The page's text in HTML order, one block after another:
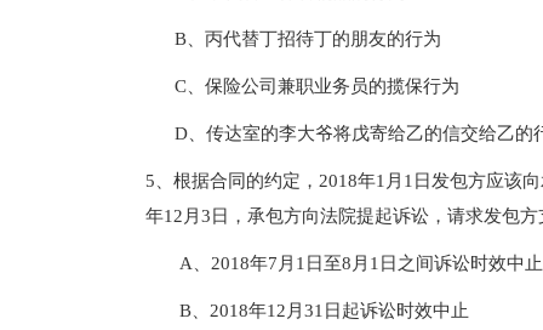
B、丙代替丁招待丁的朋友的行为
C、保险公司兼职业务员的揽保行为
D、传达室的李大爷将戊寄给乙的信交给乙的
5、根据合同的约定，2018年1月1日发包方应该
年12月3日，承包方向法院提起诉讼，请求发包
A、2018年7月1日至8月1日之间诉讼时效中止
B、2018年12月31日起诉讼时效中止